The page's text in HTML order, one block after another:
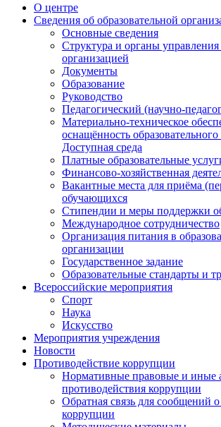
О центре
Сведения об образовательной
Основные сведения
Структура и органы управления
организацией
Документы
Образование
Руководство
Педагогический (научно-
Материально-техническое
оснащённость образовательного
Доступная среда
Платные образовательные
Финансово-хозяйственная
Вакантные места для приёма
обучающихся
Стипендии и меры поддержки
Международное сотрудничество
Организация питания в
организации
Государственное задание
Образовательные стандарты и
Всероссийские мероприятия
Спорт
Наука
Искусство
Мероприятия учреждения
Новости
Противодействие коррупции
Нормативные правовые и иные
противодействия коррупции
Обратная связь для сообщений
коррупции